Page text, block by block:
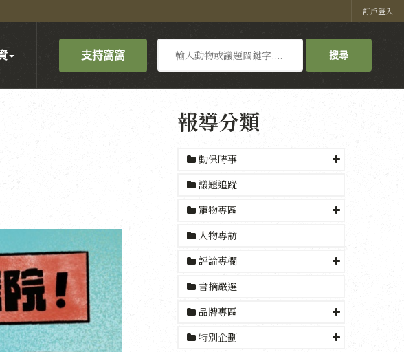
訂戶登入
支持窩窩
尋
搜尋
報導分類
動保時事
議題追蹤
寵物專區
人物專訪
評論專欄
書摘嚴選
品牌專區
特別企劃